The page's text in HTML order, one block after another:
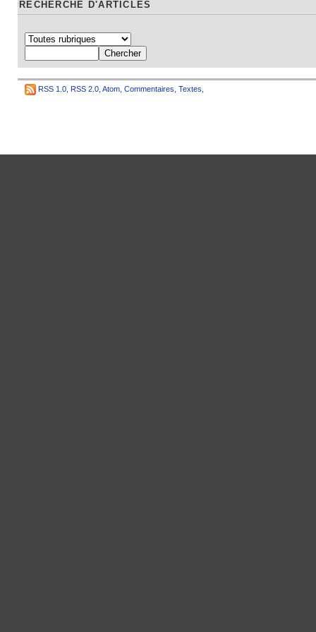
RECHERCHE D'ARTICLES
RSS 1.0 RSS 2.0 Atom Commentaires Textes